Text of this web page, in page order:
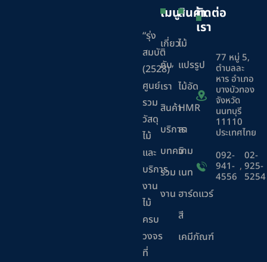
“รุ่ง
สมบัติ
(2528)”
ศูนย์
รวม
วัสดุ
ไม้
และ
บริการ
งาน
ไม้
ครบ
วงจร
ที่
เมนู
เกี่ยว
กับ
เรา
สินค้า
บริการ
บทความ
ร่วม
งาน
สินค้า
ไม้
แปรรูป
ไม้อัด
HMR
ลา
มิ
เนท
ฮาร์ดแวร์
สี
เคมีภัณฑ์
ติดต่อ
เรา
77 หมู่ 5,
ตำบลละ
หาร อำเภอ
บางบัวทอง
จังหวัด
นนทบุรี
11110
ประเทศไทย
092-
941-
4556
,
02-
925-
5254